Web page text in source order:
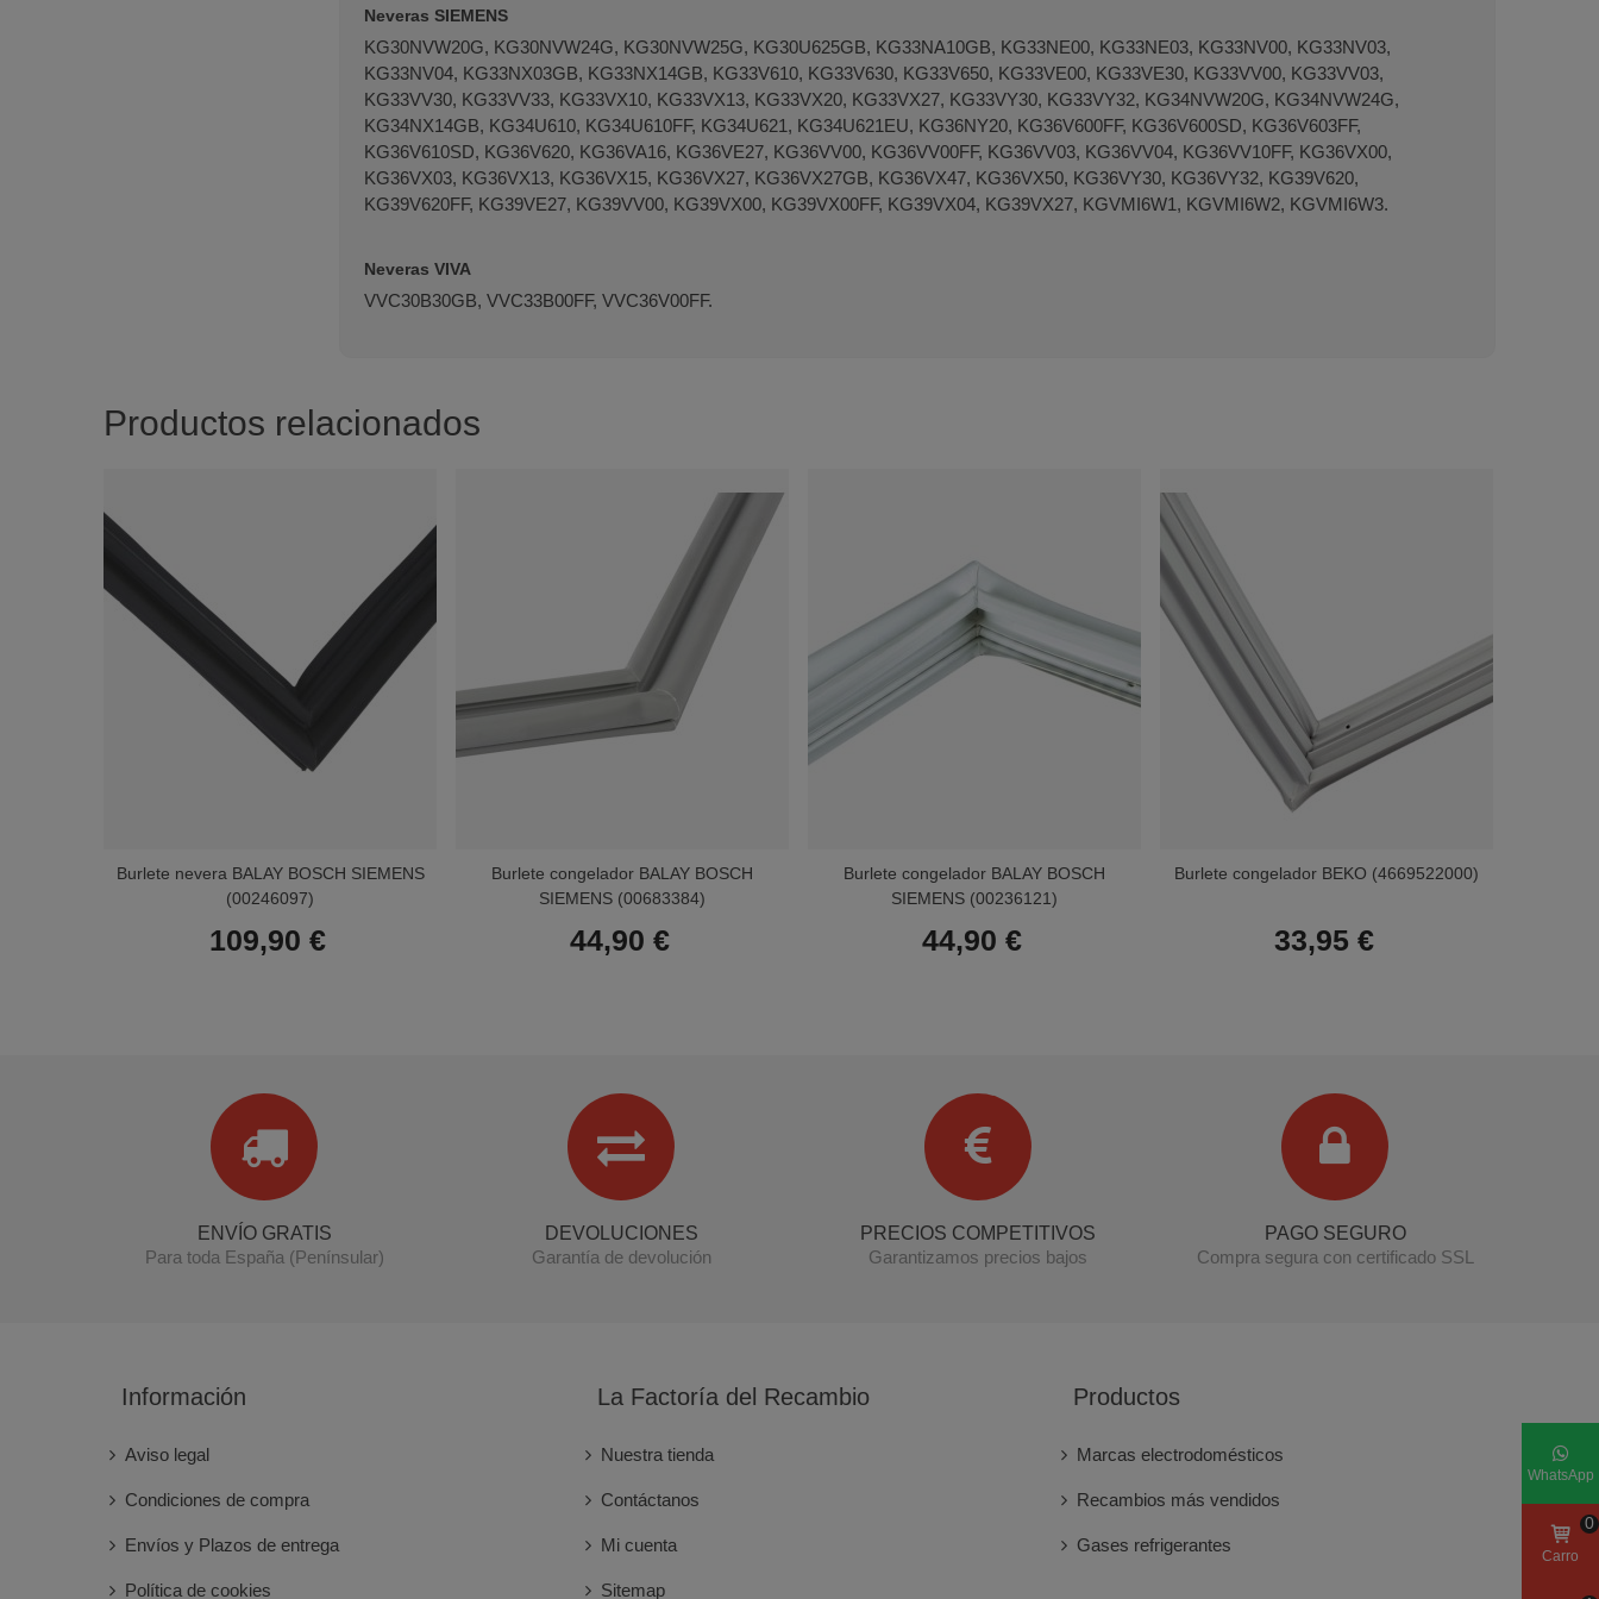
Neveras SIEMENS
KG30NVW20G, KG30NVW24G, KG30NVW25G, KG30U625GB, KG33NA10GB, KG33NE00, KG33NE03, KG33NV00, KG33NV03,
KG33NV04, KG33NX03GB, KG33NX14GB, KG33V610, KG33V630, KG33V650, KG33VE00, KG33VE30, KG33VV00, KG33VV03,
KG33VV30, KG33VV33, KG33VX10, KG33VX13, KG33VX20, KG33VX27, KG33VY30, KG33VY32, KG34NVW20G, KG34NVW24G,
KG34NX14GB, KG34U610, KG34U610FF, KG34U621, KG34U621EU, KG36NY20, KG36V600FF, KG36V600SD, KG36V603FF,
KG36V610SD, KG36V620, KG36VA16, KG36VE27, KG36VV00, KG36VV00FF, KG36VV03, KG36VV04, KG36VV10FF, KG36VX00,
KG36VX03, KG36VX13, KG36VX15, KG36VX27, KG36VX27GB, KG36VX47, KG36VX50, KG36VY30, KG36VY32, KG39V620,
KG39V620FF, KG39VE27, KG39VV00, KG39VX00, KG39VX00FF, KG39VX04, KG39VX27, KGVMI6W1, KGVMI6W2, KGVMI6W3.
Neveras VIVA
VVC30B30GB, VVC33B00FF, VVC36V00FF.
Productos relacionados
Burlete nevera BALAY BOSCH SIEMENS
(00246097)
109,90 €
Burlete congelador BALAY BOSCH
SIEMENS (00683384)
44,90 €
Burlete congelador BALAY BOSCH
SIEMENS (00236121)
44,90 €
Burlete congelador BEKO (4669522000)
33,95 €
ENVÍO GRATIS
Para toda España (Penínsular)
DEVOLUCIONES
Garantía de devolución
PRECIOS COMPETITIVOS
Garantizamos precios bajos
PAGO SEGURO
Compra segura con certificado SSL
Información
Aviso legal
Condiciones de compra
Envíos y Plazos de entrega
Política de cookies
La Factoría del Recambio
Nuestra tienda
Contáctanos
Mi cuenta
Sitemap
Productos
Marcas electrodomésticos
Recambios más vendidos
Gases refrigerantes
WhatsApp
Carro
0
Terminal de consulta
○ Motor activo -
Burlete congelador BALAY BOSCH SIEMENS